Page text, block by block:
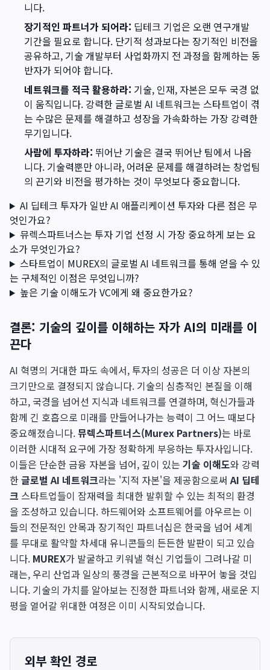
니다.
장기적인 파트너가 되어라: 딥테크 기업은 오랜 연구개발
기간을 필요로 합니다. 단기적 성과보다는 장기적인 비전을
공유하고, 기술 개발부터 사업화까지 전 과정을 함께하는 동
반자가 되어야 합니다.
네트워크를 적극 활용하라: 기술, 인재, 자본은 모두 국경 없
이 움직입니다. 강력한 글로벌 AI 네트워크는 스타트업이 겪
는 수많은 문제를 해결하고 성장을 가속화하는 가장 강력한
무기입니다.
사람에 투자하라: 뛰어난 기술은 결국 뛰어난 팀에서 나옵
니다. 기술력뿐만 아니라, 어려운 문제를 해결하려는 창업팀
의 끈기와 비전을 평가하는 것이 무엇보다 중요합니다.
AI 딥테크 투자가 일반 AI 애플리케이션 투자와 다른 점은 무
엇인가요?
뮤렉스파트너스는 투자 기업 선정 시 가장 중요하게 보는 요
소가 무엇인가요?
스타트업이 MUREX의 글로벌 AI 네트워크를 통해 얻을 수 있
는 구체적인 이점은 무엇입니까?
높은 기술 이해도가 VC에게 왜 중요한가요?
결론: 기술의 깊이를 이해하는 자가 AI의 미래를 이
끈다
AI 혁명의 거대한 파도 속에서, 투자의 성공은 더 이상 자본의
크기만으로 결정되지 않습니다. 기술의 심층적인 본질을 이해
하고, 국경을 넘어선 지식과 네트워크를 연결하며, 혁신가들과
함께 긴 호흡으로 미래를 만들어나가는 능력이 그 어느 때보다
중요해졌습니다.뮤렉스파트너스(Murex Partners)는 바로
이러한 시대적 요구에 가장 정확하게 부응하는 투자사입니다.
이들은 단순한 금융 자본을 넘어, 깊이 있는 기술 이해도와 강력
한글로벌 AI 네트워크라는 '지적 자본'을 제공함으로써AI 딥테
크 스타트업들이 잠재력을 최대한 발휘할 수 있는 최적의 환경
을 조성하고 있습니다. 하드웨어와 소프트웨어를 아우르는 이
들의 전문적인 안목과 장기적인 파트너십은 한국을 넘어 세계
를 무대로 활약할 차세대 유니콘들의 든든한 발판이 되고 있습
니다. MUREX가 발굴하고 키워낼 혁신 기업들이 그려나갈 미
래는, 우리 산업과 일상의 풍경을 근본적으로 바꾸어 놓을 것입
니다. 기술의 가치를 알아보는 진정한 파트너와 함께, 새로운 지
평을 열어갈 위대한 여정은 이미 시작되었습니다.
외부 확인 경로